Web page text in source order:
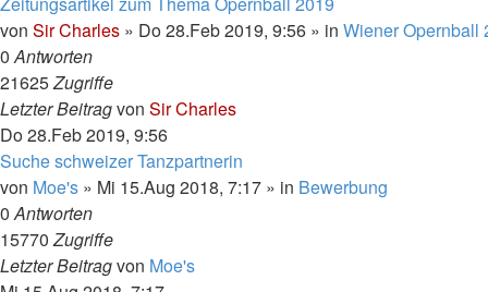
von Sir Charles » Do 28.Feb 2019, 9:56 » in Wiener Opernball
0Antworten
21625Zugriffe
Letzter Beitragvon Sir Charles
Do 28.Feb 2019, 9:56
Suche schweizer Tanzpartnerin
von Moe's » Mi 15.Aug 2018, 7:17 » in Bewerbung
0Antworten
15770Zugriffe
Letzter Beitragvon Moe's